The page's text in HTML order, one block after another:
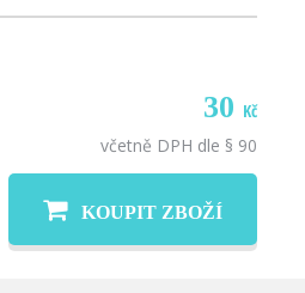
30 Kč
včetně DPH dle § 90
KOUPIT ZBOŽÍ